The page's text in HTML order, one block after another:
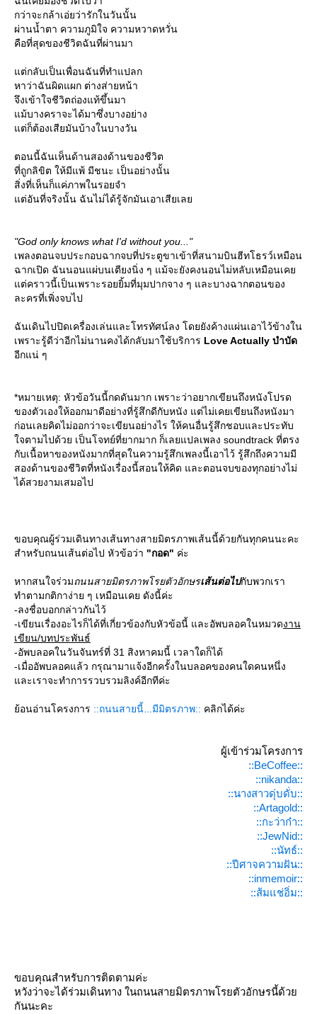
กว่าจะกล้าเอ่ยว่ารักในวันนั้น
ผ่านน้ำตา ความภูมิใจ ความหวาดหวั่น
คือที่สุดของชีวิตฉันที่ผ่านมา
ต่กลับเป็นเพื่อนฉันที่ทำแปลก
หาว่าฉันผิดแผก ต่างส่ายหน้า
จึงเข้าใจชีวิตถ่องแท้ขึ้นมา
ม้บางคราจะได้มาซึ่งบางอย่าง
ต่ก็ต้องเสียมันบ้างในบางวัน
ตอนนี้ฉันเห็นด้านสองด้านของชีวิต
ที่ถูกลิขิต ให้มีแพ้ มีชนะ เป็นอย่างนั้น
สิ่งที่เห็นก็แค่ภาพในรอยจำ
ต่อันที่จริงนั้น ฉันไม่ได้รู้จักมันเอาเสียเล
"God only knows what I'd without you..."
เพลงตอนจบประกอบฉากจบที่ประตูขาเข้าที่สนามบินฮีทโธรว์เหมือน
ฉากเปิด ฉันนอนแผ่บนเตียงนิ่ง ๆ แม้จะยังคงนอนไม่หลับเหมือนเค
ต่คราวนี้เป็นเพราะรอยยิ้มที่มุมปากจาง ๆ และบางฉากตอนของ
ละครที่เพิ่งจบไป
ฉันเดินไปปิดเครื่องเล่นและโทรทัศน์ลง โดยยังค้างแผ่นเอาไว้ข้างใน
เพราะรู้ดีว่าอีกไม่นานคงได้กลับมาใช้บริการ Love Actually บำบัด
อีกแน่ ๆ
*หมายเหตุ: หัวข้อวันนี้กดดันมาก เพราะว่าอยากเขียนถึงหนังโปรด
ของตัวเองให้ออกมาดีอย่างที่รู้สึกดีกับหนัง แต่ไม่เคยเขียนถึงหนังมา
ก่อนเลยคิดไม่ออกว่าจะเขียนอย่างไร ให้คนอื่นรู้สึกชอบและประทับ
จตามไปด้วย เป็นโจทย์ที่ยากมาก ก็เลยแปลเพลง soundtrack ที่ตรง
กับเนื้อหาของหนังมากที่สุดในความรู้สึกเพลงนี้เอาไว้ รู้สึกถึงความมี
สองด้านของชีวิตที่หนังเรื่องนี้สอนให้คิด และตอนจบของทุกอย่างไม่
ได้สวยงามเสมอไป
ขอบคุณผู้ร่วมเดินทางเส้นทางสายมิตรภาพเส้นนี้ด้วยกันทุกคนนะคะ
สำหรับถนนเส้นต่อไป หัวข้อว่า "กอด" ค่ะ
หากสนใจร่วมถนนสายมิตรภาพโรยตัวอักษรเส้นต่อไปกับพวกเรา
ทำตามกติกาง่าย ๆ เหมือนเคย ดังนี้ค่ะ
-ลงชื่อบอกกล่าวกันไว้
-เขียนเรื่องอะไรก็ได้ที่เกี่ยวข้องกับหัวข้อนี้ และอัพบลอคในหมวดงาน
เขียน/บทประพันธ์
-อัพบลอคในวันจันทร์ที่ 31 สิงหาคมนี้ เวลาใดก็ได้
-เมื่ออัพบลอคแล้ว กรุณามาแจ้งอีกครั้งในบลอคของคนใดคนหนึ่ง
ละเราจะทำการรวบรวมลิงค์อีกทีค่ะ
้อนอ่านโครงการ ::ถนนสายนี้...มีมิตรภาพ:: คลิกได้ค่ะ
ผู้เข้าร่วมโครงการ
::BeCoffee::
::nikanda::
::นางสาวดุ่บดั่บ::
::Artagold::
::กะว่าก๋า::
::JewNid::
::นัทธ์::
::ปีศาจความฝัน::
::inmemoir::
::ส้มแช่อิ่ม::
ขอบคุณสำหรับการติดตามค่ะ
หวังว่าจะได้ร่วมเดินทาง ในถนนสายมิตรภาพโรยตัวอักษรนี้ด้ว
กันนะคะ